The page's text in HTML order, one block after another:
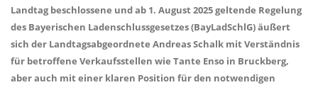
Landtag beschlossene und ab 1. August 2025 geltende Regelung
des Bayerischen Ladenschlussgesetzes (BayLadSchlG) äußert
sich der Landtagsabgeordnete Andreas Schalk mit Verständnis
für betroffene Verkaufsstellen wie Tante Enso in Bruckberg,
aber auch mit einer klaren Position für den notwendigen